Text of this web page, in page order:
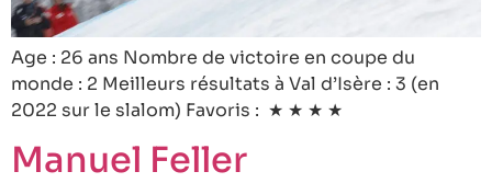
Age : 26 ans Nombre de victoire en coupe du
monde : 2 Meilleurs résultats à Val d’Isère : 3 (en
2022 sur le slalom) Favoris : ★ ★ ★ ★
Manuel Feller